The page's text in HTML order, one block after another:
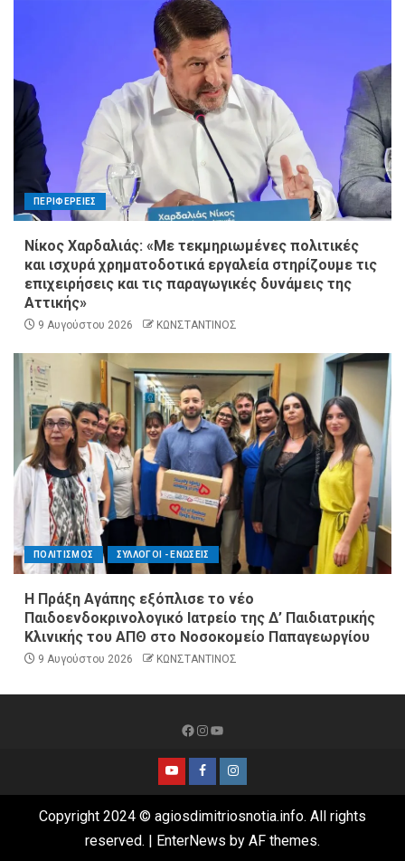
ΠΕΡΙΦΕΡΕΙΕΣ
Νίκος Χαρδαλιάς: «Με τεκμηριωμένες πολιτικές
και ισχυρά χρηματοδοτικά εργαλεία στηρίζουμε τις
επιχειρήσεις και τις παραγωγικές δυνάμεις της
Αττικής»
9 Αυγούστου 2026 ΚΩΝΣΤΑΝΤΙΝΟΣ
ΠΟΛΙΤΙΣΜΟΣ ΣΥΛΛΟΓΟΙ - ΕΝΩΣΕΙΣ
Η Πράξη Αγάπης εξόπλισε το νέο
Παιδοενδοκρινολογικό Ιατρείο της Δ’ Παιδιατρικής
Κλινικής του ΑΠΘ στο Νοσοκομείο Παπαγεωργίου
9 Αυγούστου 2026 ΚΩΝΣΤΑΝΤΙΝΟΣ
Copyright 2024 © agiosdimitriosnotia.info. All rights
reserved. | EnterNews by AF themes.